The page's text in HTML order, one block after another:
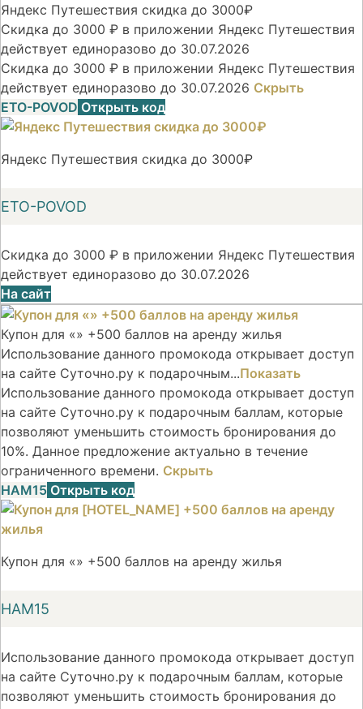
Яндекс Путешествия скидка до 3000₽
Скидка до 3000 ₽ в приложении Яндекс Путешествия
действует единоразово до 30.07.2026
Скидка до 3000 ₽ в приложении Яндекс Путешествия
действует единоразово до 30.07.2026 Скрыть
ETO-POVOD Открыть код
Яндекс Путешествия скидка до 3000₽
ETO-POVOD
Скидка до 3000 ₽ в приложении Яндекс Путешествия
действует единоразово до 30.07.2026
На сайт
Купон для «» +500 баллов на аренду жилья
Использование данного промокода открывает доступ
на сайте Суточно.ру к подарочным...Показать
Использование данного промокода открывает доступ
на сайте Суточно.ру к подарочным баллам, которые
позволяют уменьшить стоимость бронирования до
10%. Данное предложение актуально в течение
ограниченного времени. Скрыть
НАМ15 Открыть код
Купон для «» +500 баллов на аренду жилья
НАМ15
Использование данного промокода открывает доступ
на сайте Суточно.ру к подарочным баллам, которые
позволяют уменьшить стоимость бронирования до